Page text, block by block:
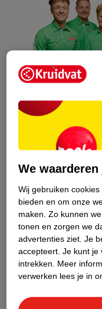
Kruidvat is een
zelfzorg, ook online.
gezondheidsvraag
Stel je
Ook in deze
Kruidvat.nl
Laat je bestelling
We
Wij gebruiken
bieden en om onze
maken. Zo kunnen
tonen en zorgen we
advertenties ziet. Je
accepteert. Je kunt je
intrekken.
Meer
verwerken lees je in